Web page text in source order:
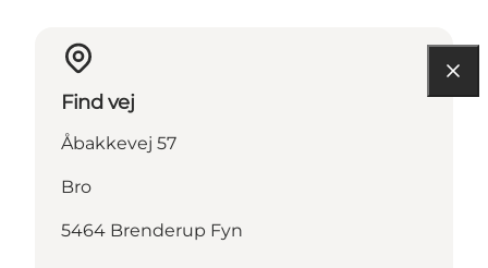
Find vej
Åbakkevej 57
Bro
5464 Brenderup Fyn